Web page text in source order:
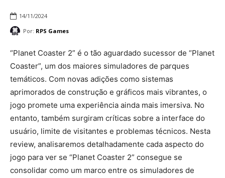
14/11/2024
Por: RPS Games
“Planet Coaster 2” é o tão aguardado sucessor de “Planet
Coaster”, um dos maiores simuladores de parques
temáticos. Com novas adições como sistemas
aprimorados de construção e gráficos mais vibrantes, o
jogo promete uma experiência ainda mais imersiva. No
entanto, também surgiram críticas sobre a interface do
usuário, limite de visitantes e problemas técnicos. Nesta
review, analisaremos detalhadamente cada aspecto do
jogo para ver se “Planet Coaster 2” consegue se
consolidar como um marco entre os simuladores de